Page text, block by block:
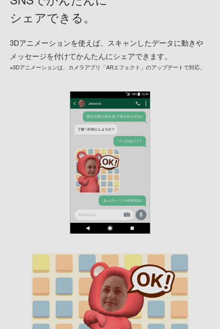
シェアできる。
3Dアニメーションを使えば、スキャンしたデータに動きや
メッセージを付けてかんたんにシェアできます。
※3Dアニメーションは、カメラアプリ「ARエフェクト」のアップデートで対応。